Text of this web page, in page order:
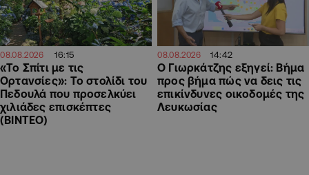
08.08.2026 16:15
«Το Σπίτι με τις
Ορτανσίες»: Το στολίδι του
Πεδουλά που προσελκύει
χιλιάδες επισκέπτες
(ΒΙΝΤΕΟ)
08.08.2026 14:42
Ο Γιωρκάτζης εξηγεί: Βήμα
προς βήμα πώς να δεις τις
επικίνδυνες οικοδομές της
Λευκωσίας